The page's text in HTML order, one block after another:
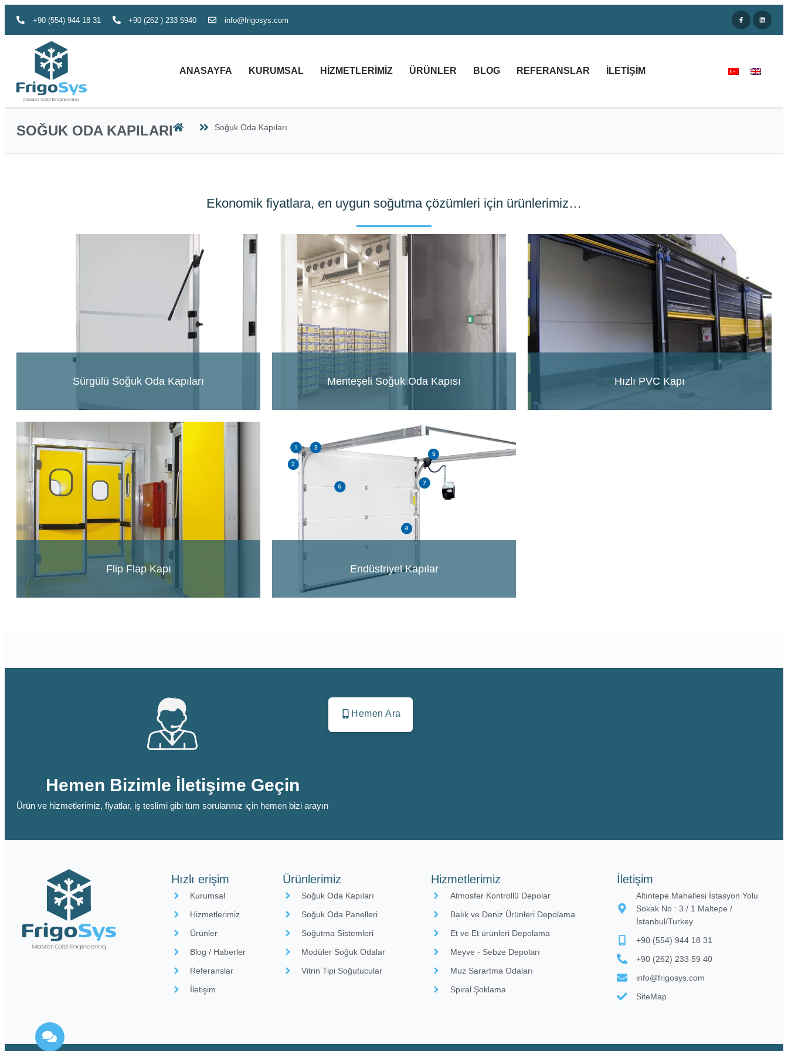
+90 (554) 944 18 31 +90 (262 ) 233 5940 info@frigosys.com
ANASAYFA KURUMSAL HIZMETLERIMIZ ÜRÜNLER BLOG REFERANSLAR İLETIŞIM
SOĞUK ODA KAPILARI Soğuk Oda Kapıları
Ekonomik fiyatlara, en uygun soğutma çözümleri için ürünlerimiz…
Sürgülü Soğuk Oda Kapıları Menteşeli Soğuk Oda Kapısı Hızlı PVC Kapı
Flip Flap Kapı Endüstriyel Kapılar
Hemen Bizimle İletişime Geçin
Ürün ve hizmetlerimiz, fiyatlar, iş teslimi gibi tüm sorularınız için hemen bizi arayın
Hemen Ara
Hızlı erişim
Kurumsal
Hizmetlerimiz
Ürünler
Blog / Haberler
Referanslar
İletişim
Ürünlerimiz
Soğuk Oda Kapıları
Soğuk Oda Panelleri
Soğutma Sistemleri
Modüler Soğuk Odalar
Vitrin Tipi Soğutucular
Hizmetlerimiz
Atmosfer Kontrollü Depolar​
Balık ve Deniz Ürünleri Depolama
Et ve Et ürünleri Depolama
Meyve - Sebze Depoları
Muz Sarartma Odaları
Spiral Şoklama
İletişim
Altıntepe Mahallesi İstasyon Yolu
Sokak No : 3 / 1 Maltepe /
İstanbul/Turkey
+90 (554) 944 18 31
+90 (262) 233 59 40
info@frigosys.com
SiteMap